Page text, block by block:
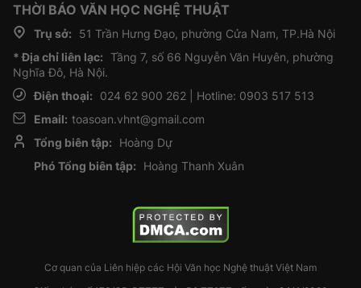
THỜI BÁO VĂN HỌC NGHỆ THUẬT
Trụ sở:
51 Trần Hưng Đạo, phường Cửa Nam, TP.Hà Nội
* Địa chỉ liên lạc: Tầng 7, số 66 Nguyễn Văn Huyên, phường
Nghĩa Đô, Hà Nội.
Điện thoại:
024 62 900 262 | Hotline: 0903 517 513
Email: toasoan.vhnt@gmail.com
Tổng biên tập:
Hoàng Dự
Phó Tổng biên tập:
Hoàng Thanh Xuân
Cơ quan của Liên hiệp các Hội Văn học Nghệ thuật Việt Nam